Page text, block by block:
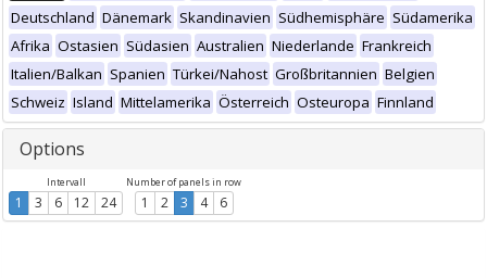
Deutschland Dänemark Skandinavien Südhemisphäre Südamerika
Afrika Ostasien Südasien Australien Niederlande Frankreich
Italien/Balkan Spanien Türkei/Nahost Großbritannien Belgien
Schweiz Island Mittelamerika Österreich Osteuropa Finnland
Options
Intervall
1 3 6 12 24
Number of panels in row
1 2 3 4 6